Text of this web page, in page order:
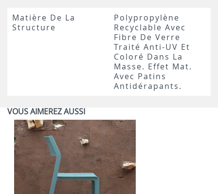
Matière De La
Structure
Polypropylène
Recyclable Avec
Fibre De Verre
Traité Anti-UV Et
Coloré Dans La
Masse. Effet Mat.
Avec Patins
Antidérapants.
VOUS AIMEREZ AUSSI